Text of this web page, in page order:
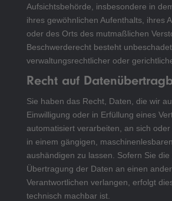
Aufsichtsbehörde, insbesondere in
ihres gewöhnlichen Aufenthalts, ihres
oder des Orts des mutmaßlichen
Beschwerderecht besteht
verwaltungsrechtlicher oder
Recht auf
Sie haben das Recht, Daten, die wir
Einwilligung oder in Erfüllung eines
automatisiert verarbeiten, an sich
in einem gängigen,
aushändigen zu lassen. Sofern Sie die
Übertragung der Daten an einen
Verantwortlichen verlangen, erfolgt
technisch machbar ist.